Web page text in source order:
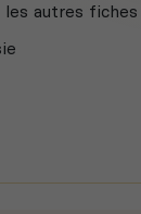
les autres fiches